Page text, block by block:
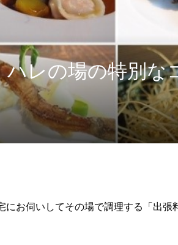
ハレの場の特別な
お伺いしてその場で調理する「出張